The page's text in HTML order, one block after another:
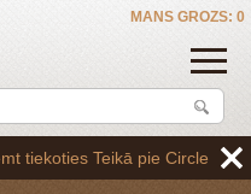
MANS GROZS: 0
Teikā pie Circle K